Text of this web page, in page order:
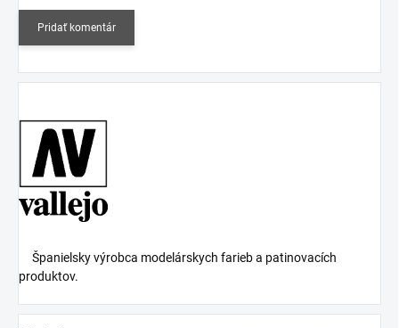
Pridať komentár
Španielsky výrobca modelárskych farieb a patinovacích
produktov.